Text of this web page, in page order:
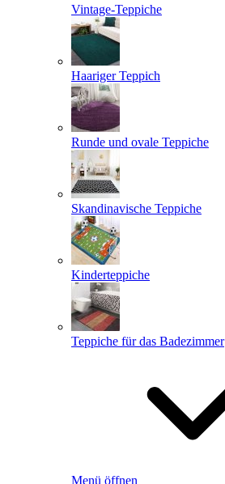
Vintage-Teppiche
Haariger Teppich
Runde und ovale Teppiche
Skandinavische Teppiche
Kinderteppiche
Teppiche für das Badezimmer
Menü öffnen